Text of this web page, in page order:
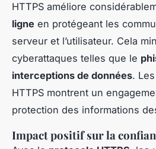
HTTPS améliore
ligne en protégeant les
serveur et l’utilisateur. Cela
cyberattaques telles que le
interceptions de données.
HTTPS montrent un
protection des informations
Impact positif sur la